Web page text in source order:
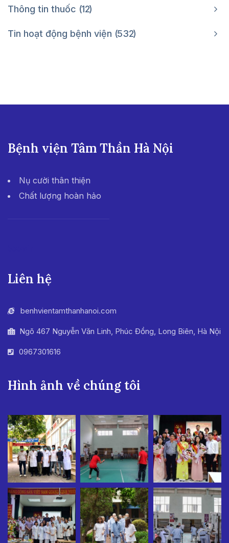
Thông tin thuốc 12
Tin hoạt động bệnh viện 532
Bệnh viện Tâm Thần Hà Nội
Nụ cười thân thiện
Chất lượng hoàn hảo
Liên hệ
benhvientamthanhanoi.com
Ngõ 467 Nguyễn Văn Linh, Phúc Đồng, Long Biên, Hà Nội
0967301616
Hình ảnh về chúng tôi